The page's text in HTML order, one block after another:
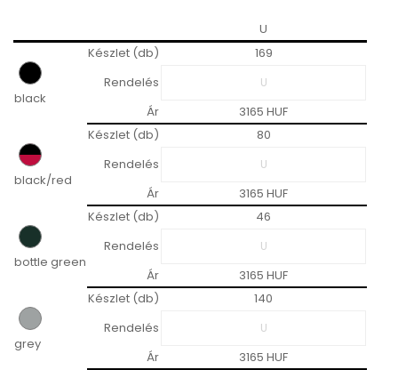
U
black
Készlet (db)
169
Rendelés
Ár
3165 HUF
black/red
Készlet (db)
80
Rendelés
Ár
3165 HUF
bottle green
Készlet (db)
46
Rendelés
Ár
3165 HUF
grey
Készlet (db)
140
Rendelés
Ár
3165 HUF